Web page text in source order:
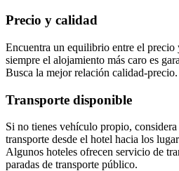
Precio y calidad
Encuentra un equilibrio entre el
siempre el alojamiento más caro es
Busca la mejor relación calidad-precio.
Transporte disponible
Si no tienes vehículo propio,
transporte desde el hotel hacia los
Algunos hoteles ofrecen servicio de
paradas de transporte público.